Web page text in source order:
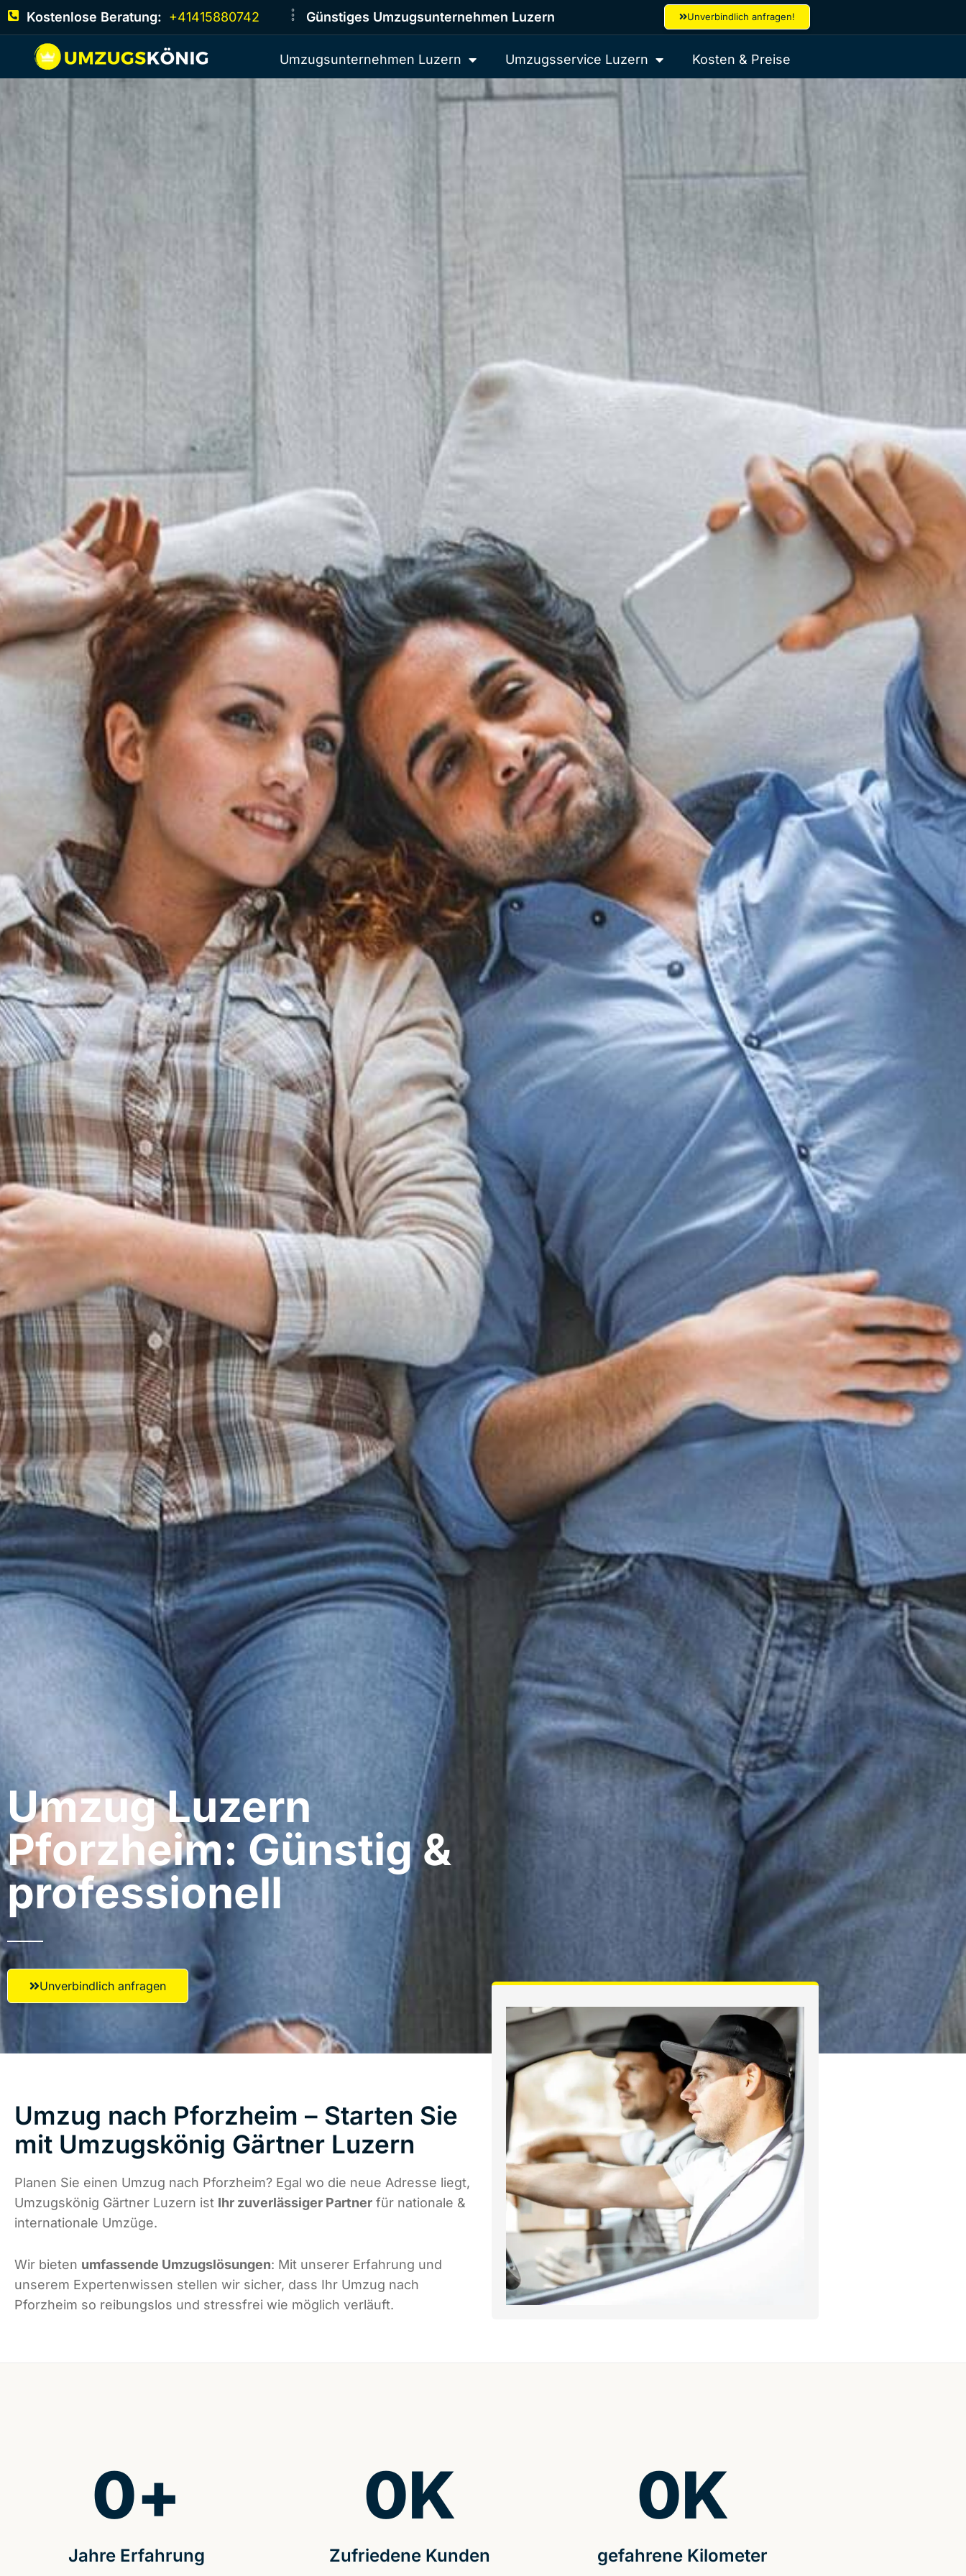
Kostenlose Beratung: +41415880742 Günstiges Umzugsunternehmen Luzern Unverbindlich anfragen!
Umzugsunternehmen Luzern Umzugsservice Luzern Kosten & Preise
Umzug Luzern​
Pforzheim: Günstig &
professionell​
Unverbindlich anfragen
Umzug nach Pforzheim – Starten Sie
mit Umzugskönig Gärtner Luzern
Planen Sie einen Umzug nach Pforzheim? Egal wo die neue Adresse liegt,
Umzugskönig Gärtner Luzern ist Ihr zuverlässiger Partner für nationale &
internationale Umzüge.
Wir bieten umfassende Umzugslösungen: Mit unserer Erfahrung und
unserem Expertenwissen stellen wir sicher, dass Ihr Umzug nach
Pforzheim so reibungslos und stressfrei wie möglich verläuft.
Jahre Erfahrung
0+
Zufriedene Kunden
0K
gefahrene Kilometer
0K